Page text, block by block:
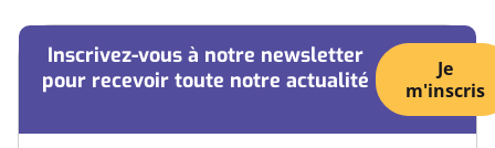
Inscrivez-vous à notre newsletter
pour recevoir toute notre actualité
Je
m'inscris